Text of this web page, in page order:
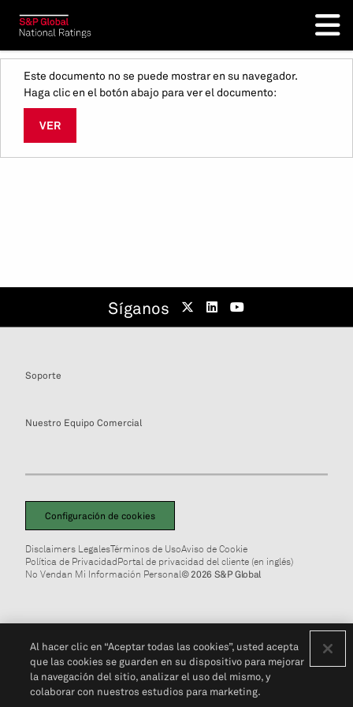
Este documento no se puede mostrar en su navegador.
Haga clic en el botón abajo para ver el documento:
VER
Síganos
Soporte
Nuestro Equipo Comercial
Configuración de cookies
Disclaimers LegalesTérminos de UsoAviso de Cookie
Política de PrivacidadPortal de privacidad del cliente (en inglés)
No Vendan Mi Información Personal© 2026 S&P Global
Al hacer clic en “Aceptar todas las cookies”, usted acepta
que las cookies se guarden en su dispositivo para mejorar
la navegación del sitio, analizar el uso del mismo, y
colaborar con nuestros estudios para marketing.